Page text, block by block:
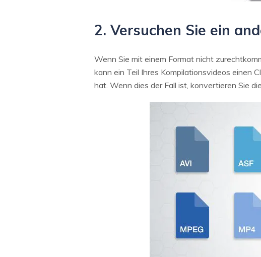
2. Versuchen Sie ein
Wenn Sie mit einem Format nicht
kann ein Teil Ihres Kompilationsvideos einen
hat. Wenn dies der Fall ist, konvertieren Sie